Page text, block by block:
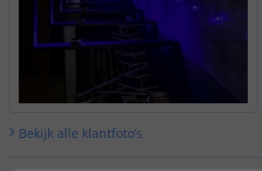
Bekijk alle klantfoto’s